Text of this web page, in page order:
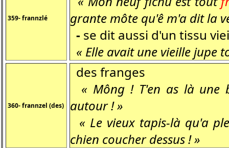
359- frannzlé
grante môte qu'ê m'a dit la
- se dit aussi d'un tissu
« Elle avait une vieille jupe
360- frannzel (des)
des franges
« Mông ! T'en as là une
autour ! »
« Le vieux tapis-là qu'a
chien coucher dessus ! »